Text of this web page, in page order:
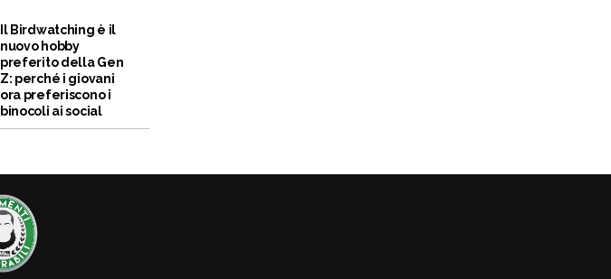
Il Birdwatching è il
nuovo hobby
preferito della Gen
Z: perché i giovani
ora preferiscono i
binocoli ai social